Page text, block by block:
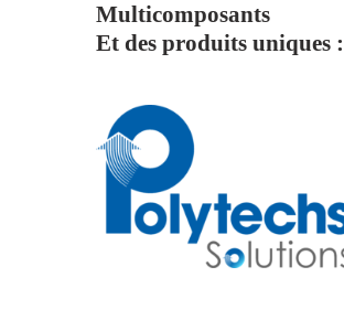
Multicomposants
Et des produits uniques